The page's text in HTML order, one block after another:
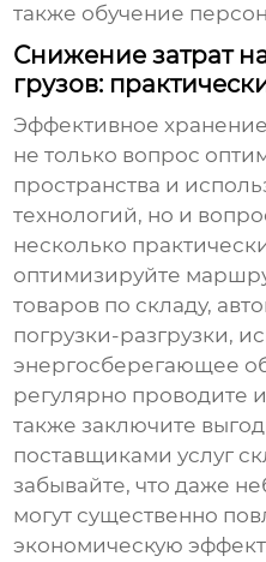
также обучение
Снижение затрат
грузов:
Эффективное
не только вопрос
пространства и
технологий, но и
несколько
оптимизируйте
товаров по складу,
погрузки-разгрузки,
энергосберегающее
регулярно проводите
также заключите
поставщиками услуг
забывайте, что даже
могут существенно
экономическую